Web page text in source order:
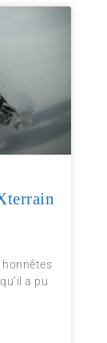
honnêtes
a pu